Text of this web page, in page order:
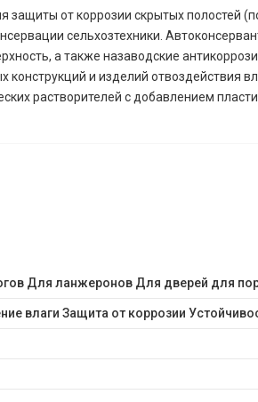
от коррозии скрытых полостей
сельхозтехники.
а также назаводские
и изделий отвоздействия
растворителей с добавлением
Для ланжеронов Для дверей для
влаги Защита от коррозии